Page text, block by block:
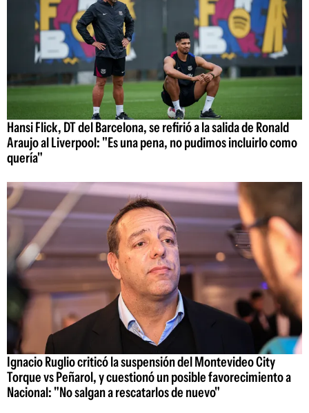
Hansi Flick, DT del Barcelona, se refirió a la salida de Ronald
Araujo al Liverpool: "Es una pena, no pudimos incluirlo como
quería"
Ignacio Ruglio criticó la suspensión del Montevideo City
Torque vs Peñarol, y cuestionó un posible favorecimiento a
Nacional: "No salgan a rescatarlos de nuevo"